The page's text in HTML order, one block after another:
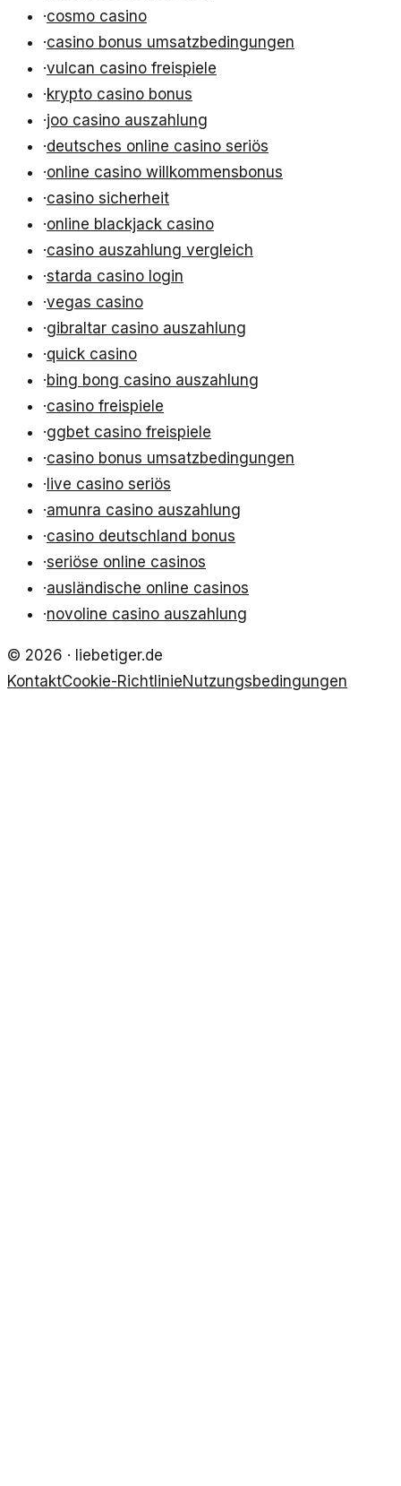
·cosmo casino
·casino bonus umsatzbedingungen
·vulcan casino freispiele
·krypto casino bonus
·joo casino auszahlung
·deutsches online casino seriös
·online casino willkommensbonus
·casino sicherheit
·online blackjack casino
·casino auszahlung vergleich
·starda casino login
·vegas casino
·gibraltar casino auszahlung
·quick casino
·bing bong casino auszahlung
·casino freispiele
·ggbet casino freispiele
·casino bonus umsatzbedingungen
·live casino seriös
·amunra casino auszahlung
·casino deutschland bonus
·seriöse online casinos
·ausländische online casinos
·novoline casino auszahlung
© 2026 · liebetiger.de
KontaktCookie-RichtlinieNutzungsbedingungen